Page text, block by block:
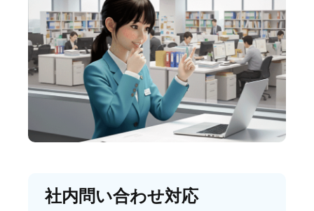
社内問い合わせ対応